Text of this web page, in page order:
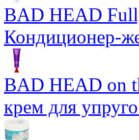
BAD HEAD
Кондиционер-
BAD HEAD on
крем для